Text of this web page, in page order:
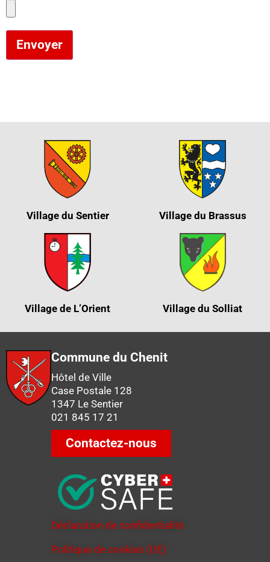
Envoyer
Village du Sentier Village du Brassus
Village de L’Orient Village du Solliat
Commune du Chenit
Hôtel de Ville
Case Postale 128
1347 Le Sentier
021 845 17 21
Contactez-nous
Déclaration de confidentialité
Politique de cookies (UE)